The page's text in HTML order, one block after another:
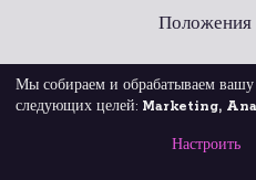
Положения
Правовое уведомление
Мы собираем и обрабатываем
следующих целей: Marketing,
Настроить